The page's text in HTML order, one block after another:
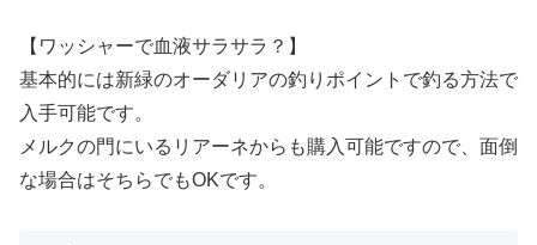
【ワッシャーで血液サラサラ？】
基本的には新緑のオーダリアの釣りポイントで釣る方法で
入手可能です。
メルクの門にいるリアーネからも購入可能ですので、面倒
な場合はそちらでもOKです。